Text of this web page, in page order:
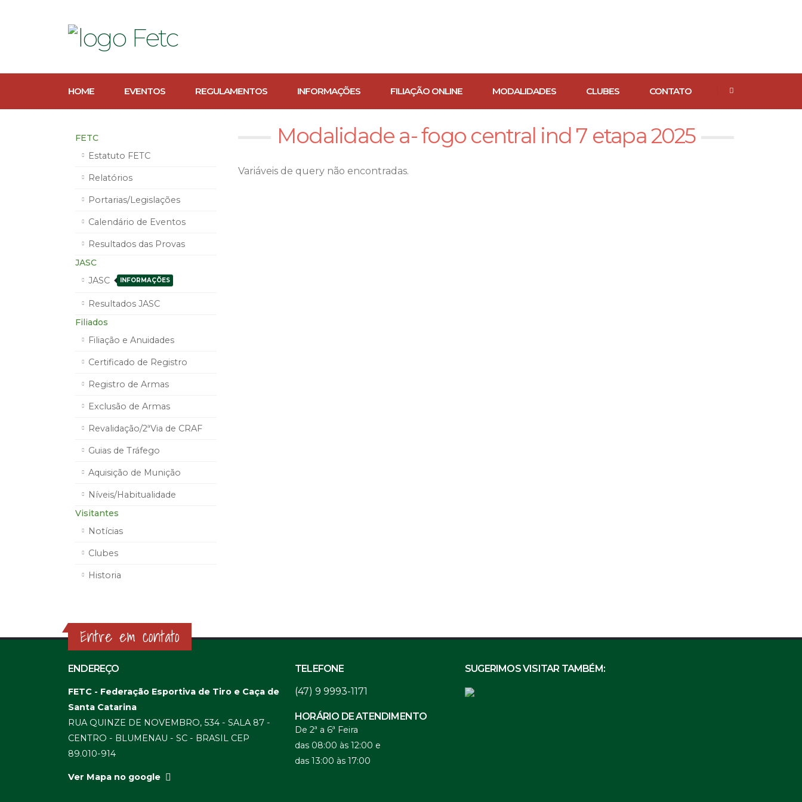
HOME EVENTOS REGULAMENTOS INFORMAÇÕES FILIAÇÃO ONLINE MODALIDADES CLUBES CONTATO
FETC
Estatuto FETC
Relatórios
Portarias/Legislações
Calendário de Eventos
Resultados das Provas
JASC
JASC
INFORMAÇÕES
Resultados JASC
Filiados
Filiação e Anuidades
Certificado de Registro
Registro de Armas
Exclusão de Armas
Revalidação/2ªVia de CRAF
Guias de Tráfego
Aquisição de Munição
Níveis/Habitualidade
Visitantes
Notícias
Clubes
Historia
Modalidade a- fogo central ind 7 etapa 2025
Variáveis de query não encontradas.
Entre em contato
ENDEREÇO
FETC - Federação Esportiva de Tiro e Caça de
Santa Catarina
RUA QUINZE DE NOVEMBRO, 534 - SALA 87 -
CENTRO - BLUMENAU - SC - BRASIL CEP
89.010-914
Ver Mapa no google
TELEFONE
(47) 9 9993-1171
HORÁRIO DE ATENDIMENTO
De 2ª a 6ª Feira
das 08:00 às 12:00 e
das 13:00 às 17:00
SUGERIMOS VISITAR TAMBÉM: